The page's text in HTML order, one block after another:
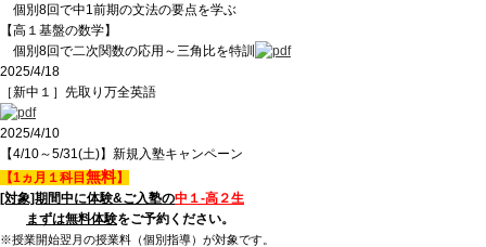
個別8回で中1前期の文法の要点を学ぶ
【高１基盤の数学】
個別8回で二次関数の応用～三角比を特訓
2025/4/18
［新中１］先取り万全英語
2025/4/10
【4/10～5/31(土)】新規入塾キャンペーン
【1ヵ月１科目 無料】
[対象]期間中に体験&ご入塾の中１-高２生
まずは無料体験をご予約ください。
※授業開始翌月の授業料（個別指導）が対象です。